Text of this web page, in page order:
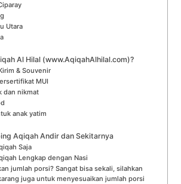
Utara
Al Hilal (www.AqiqahAlhilal.com)?
& Souvenir
MUI
dan nikmat
anak yatim
Aqiqah Andir dan Sekitarnya
Saja
Lengkap dengan Nasi
jumlah porsi? Sangat bisa sekali, silahkan
juga untuk menyesuaikan jumlah porsi